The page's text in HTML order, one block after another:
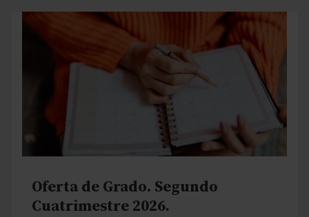
Oferta de Grado. Segundo
Cuatrimestre 2026.